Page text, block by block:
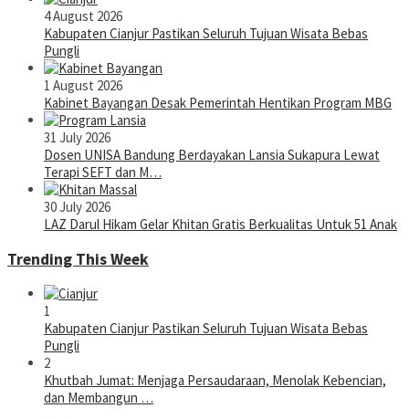
4 August 2026
Kabupaten Cianjur Pastikan Seluruh Tujuan Wisata Bebas
Pungli
1 August 2026
Kabinet Bayangan Desak Pemerintah Hentikan Program MBG
31 July 2026
Dosen UNISA Bandung Berdayakan Lansia Sukapura Lewat
Terapi SEFT dan M…
30 July 2026
LAZ Darul Hikam Gelar Khitan Gratis Berkualitas Untuk 51 Anak
Trending This Week
1
Kabupaten Cianjur Pastikan Seluruh Tujuan Wisata Bebas
Pungli
2
Khutbah Jumat: Menjaga Persaudaraan, Menolak Kebencian,
dan Membangun …